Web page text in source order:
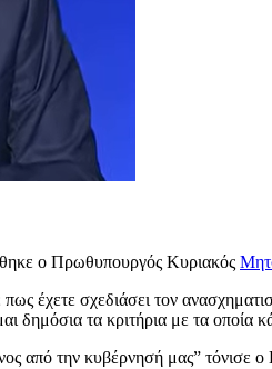
ο Πρωθυπουργός Κυριακός
έχετε σχεδιάσει τον
τα κριτήρια με τα οποία
από την κυβέρνησή μας” τόνισε